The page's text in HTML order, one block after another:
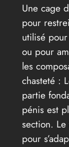
Une cage
pour
utilisé
ou pour
les
chasteté :
partie
pénis est
section.
pour